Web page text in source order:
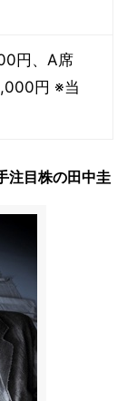
円、A席
円 ※当
注目株の田中圭